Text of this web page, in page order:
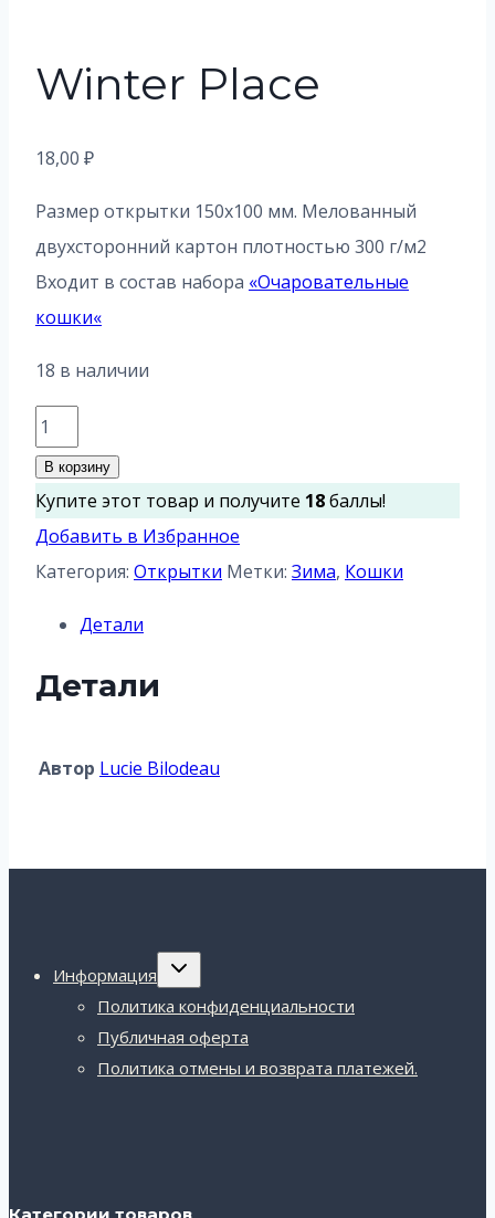
Winter Place
18,00 ₽
Размер открытки 150х100 мм. Мелованный
двухсторонний картон плотностью 300 г/м2
Входит в состав набора «Очаровательные
кошки«
18 в наличии
Количество
товара
Winter
Place
В корзину
Купите этот товар и получите 18баллы!
Добавить в Избранное
Категория: Открытки Метки: Зима, Кошки
Детали
Детали
Автор Lucie Bilodeau
Информация
Переключить
Политика конфиденциальности
Публичная оферта
Политика отмены и возврата платежей.